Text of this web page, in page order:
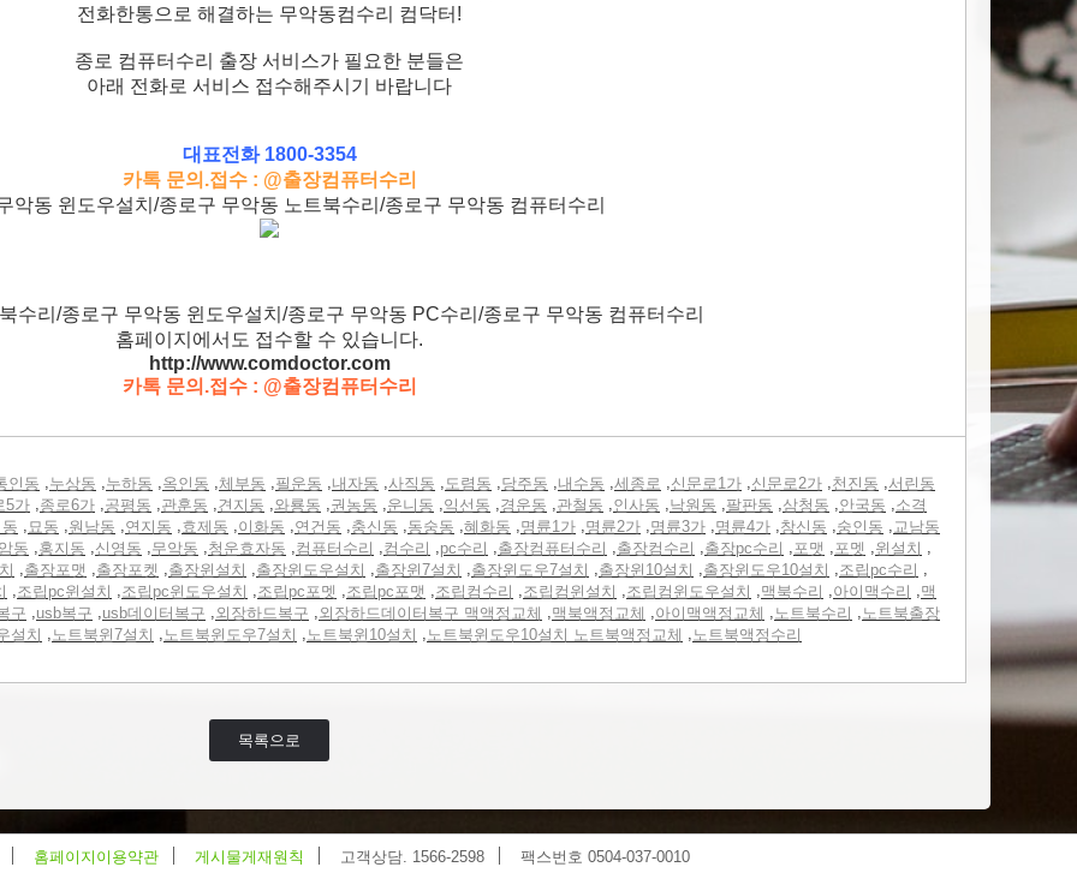
전화한통으로 해결하는 무악동컴수리 컴닥터!
종로 컴퓨터수리 출장 서비스가 필요한 분들은
아래 전화로 서비스 접수해주시기 바랍니다
대표전화 1800-3354
카톡 문의.접수 : @출장컴퓨터수리
악동 윈도우설치/종로구 무악동 노트북수리/종로구 무악동 컴퓨터수리
수리/종로구 무악동 윈도우설치/종로구 무악동 PC수리/종로구 무악동 컴퓨터수리
홈페이지에서도 접수할 수 있습니다.
http://www.comdoctor.com
카톡 문의.접수 : @출장컴퓨터수리
인동 ,누상동 ,누하동 ,옥인동 ,체부동 ,필운동 ,내자동 ,사직동 ,도렴동 ,당주동 ,내수동 ,세종로 ,신문로1가 ,신문로2가 ,천진동 ,서린동
5가 ,종로6가 ,공평동 ,관훈동 ,견지동 ,와룡동 ,권농동 ,운니동 ,익선동 ,경운동 ,관철동 ,인사동 ,낙원동 ,팔판동 ,삼청동 ,안국동 ,소격
,묘동 ,원남동 ,연지동 ,효제동 ,이화동 ,연건동 ,충신동 ,동숭동 ,혜화동 ,명륜1가 ,명륜2가 ,명륜3가 ,명륜4가 ,창신동 ,숭인동 ,교남동
동 ,홍지동 ,신영동 ,무악동 ,청운효자동 ,컴퓨터수리 ,컴수리 ,pc수리 ,출장컴퓨터수리 ,출장컴수리 ,출장pc수리 ,포맷 ,포멧 ,윈설치 ,
,출장포맷 ,출장포켓 ,출장윈설치 ,출장윈도우설치 ,출장윈7설치 ,출장윈도우7설치 ,출장윈10설치 ,출장윈도우10설치 ,조립pc수리 ,
,조립pc윈설치 ,조립pc윈도우설치 ,조립pc포멧 ,조립pc포맷 ,조립컴수리 ,조립컴윈설치 ,조립컴윈도우설치 ,맥북수리 ,아이맥수리 ,맥
구 ,usb복구 ,usb데이터복구 ,외장하드복구 ,외장하드데이터복구 맥액정교체 ,맥북액정교체 ,아이맥액정교체 ,노트북수리 ,노트북출장
설치 ,노트북윈7설치 ,노트북윈도우7설치 ,노트북윈10설치 ,노트북윈도우10설치 노트북액정교체 ,노트북액정수리
목록으로
홈페이지이용약관 게시물게재원칙 고객상담. 1566-2598 팩스번호 0504-037-0010